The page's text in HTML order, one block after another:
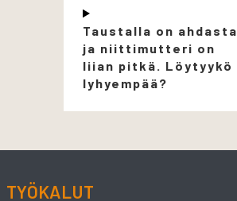
Taustalla on ahdasta
ja niittimutteri on
liian pitkä. Löytyykö
lyhyempää?
TYÖKALUT